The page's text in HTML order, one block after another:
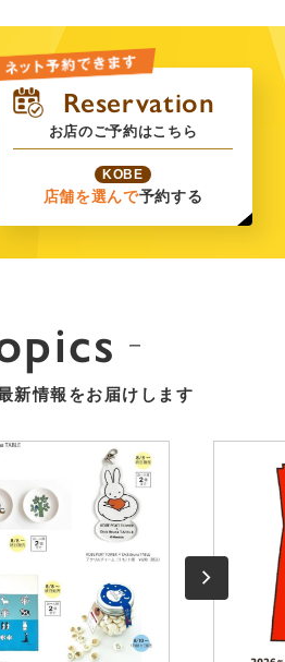
お店のご予約はこちら
KOBE
店舗を選んで予約する
新情報をお届けします